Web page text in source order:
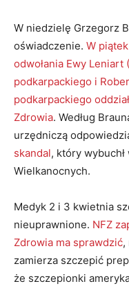
W niedzielę Grzegorz
oświadczenie. W
odwołania Ewy
podkarpackiego i
podkarpackiego
Zdrowia. Według
urzędniczą
skandal, który
Wielkanocnych.
Medyk 2 i 3 kwietnia
nieuprawnione. NFZ
Zdrowia ma sprawdzić,
zamierza szczepić
że szczepionki